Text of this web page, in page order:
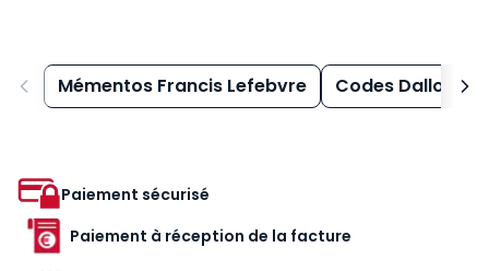
Mémentos Francis Lefebvre Codes Dalloz
Paiement sécurisé
Paiement à réception de la facture